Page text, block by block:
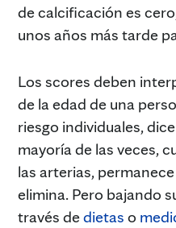
de calcificación es
unos años más tarde
Los scores deben
de la edad de una
riesgo individuales,
mayoría de las veces,
las arterias,
elimina. Pero bajando
través dedietas o